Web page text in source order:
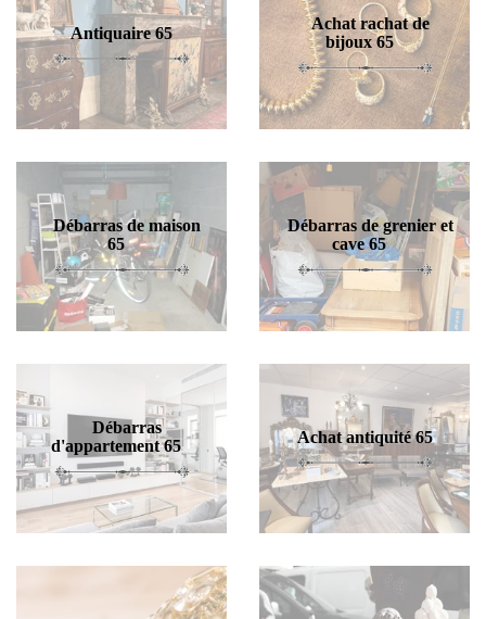
Antiquaire 65
Achat rachat de
bijoux 65
Débarras de maison
65
Débarras de grenier et
cave 65
Débarras
d'appartement 65
Achat antiquité 65